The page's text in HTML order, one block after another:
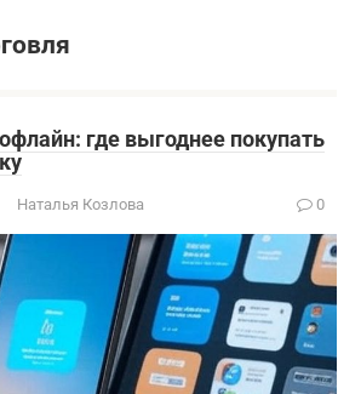
где выгоднее покупать
Наталья Козлова 0